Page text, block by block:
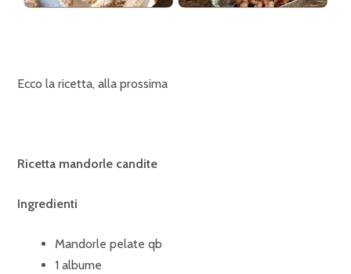
Ecco la ricetta, alla prossima
Ricetta mandorle candite
Ingredienti
Mandorle pelate qb
1 albume